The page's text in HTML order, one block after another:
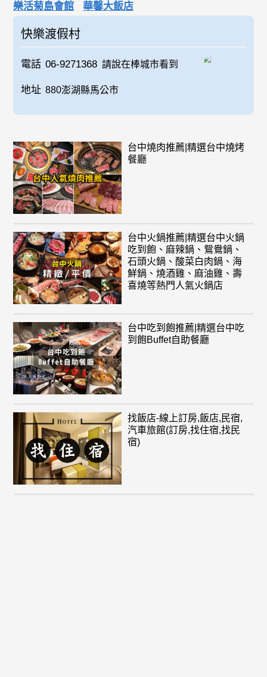
樂活菊島會館
華馨大飯店
快樂渡假村
電話 06-9271368 請說在棒城市看到
地址 880澎湖縣馬公市
台中燒肉推薦|精選台中燒烤
餐廳
台中火鍋推薦|精選台中火鍋
吃到飽、麻辣鍋、鴛鴦鍋、
石頭火鍋、酸菜白肉鍋、海
鮮鍋、燒酒雞、麻油雞、壽
喜燒等熱門人氣火鍋店
台中吃到飽推薦|精選台中吃
到飽Buffet自助餐廳
找飯店-線上訂房,飯店,民宿,
汽車旅館(訂房,找住宿,找民
宿)